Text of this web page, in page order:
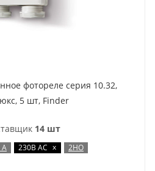
фотореле серия 10.32,
5 шт, Finder
14 шт
А 230В AC x 2НО